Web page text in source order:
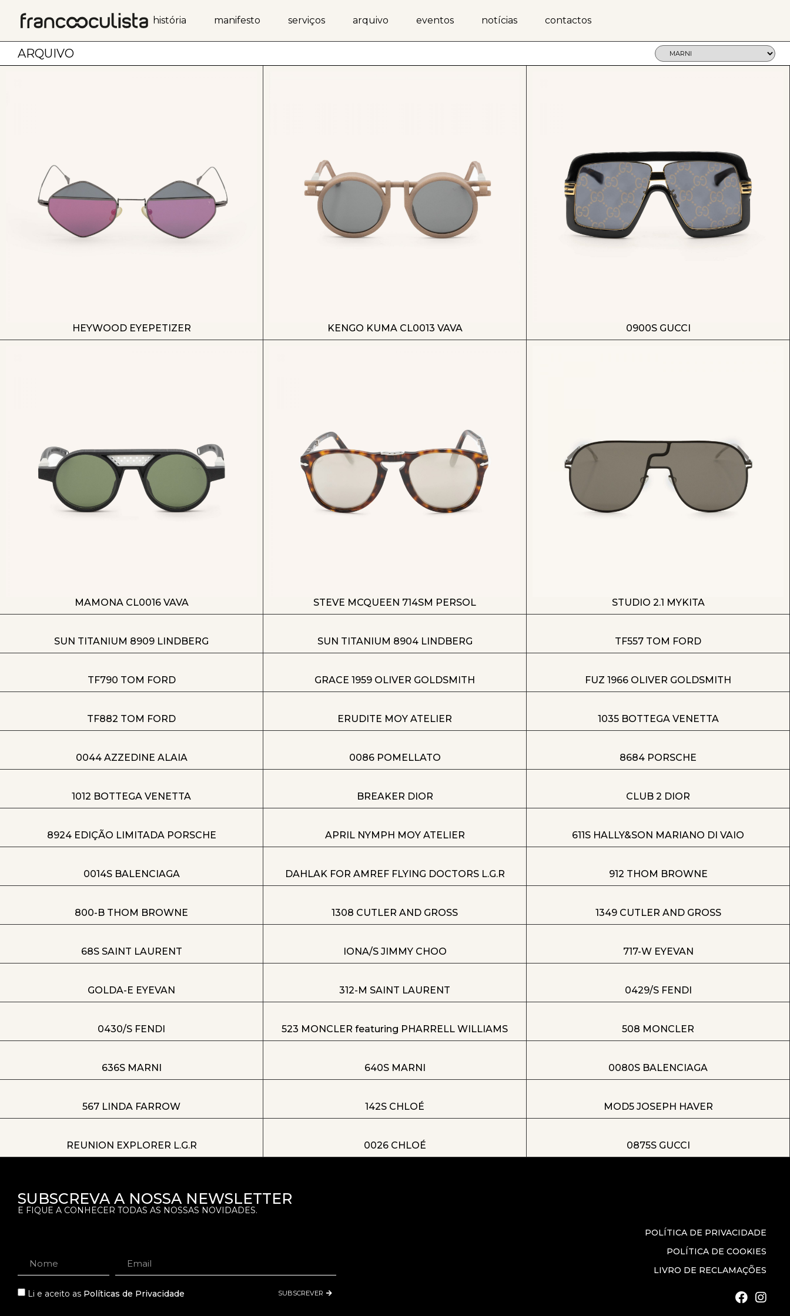
história manifesto serviços arquivo eventos notícias contactos
ARQUIVO
HEYWOOD EYEPETIZER KENGO KUMA CL0013 VAVA 0900S GUCCI
MAMONA CL0016 VAVA STEVE MCQUEEN 714SM PERSOL STUDIO 2.1 MYKITA
SUN TITANIUM 8909 LINDBERG SUN TITANIUM 8904 LINDBERG TF557 TOM FORD
TF790 TOM FORD GRACE 1959 OLIVER GOLDSMITH FUZ 1966 OLIVER GOLDSMITH
TF882 TOM FORD ERUDITE MOY ATELIER 1035 BOTTEGA VENETTA
0044 AZZEDINE ALAIA 0086 POMELLATO 8684 PORSCHE
1012 BOTTEGA VENETTA BREAKER DIOR CLUB 2 DIOR
8924 EDIÇÃO LIMITADA PORSCHE APRIL NYMPH MOY ATELIER 611S HALLY&SON MARIANO DI VAIO
0014S BALENCIAGA DAHLAK FOR AMREF FLYING DOCTORS L.G.R 912 THOM BROWNE
800-B THOM BROWNE 1308 CUTLER AND GROSS 1349 CUTLER AND GROSS
68S SAINT LAURENT IONA/S JIMMY CHOO 717-W EYEVAN
GOLDA-E EYEVAN 312-M SAINT LAURENT 0429/S FENDI
0430/S FENDI 523 MONCLER featuring PHARRELL WILLIAMS 508 MONCLER
636S MARNI 640S MARNI 0080S BALENCIAGA
567 LINDA FARROW 142S CHLOÉ MOD5 JOSEPH HAVER
REUNION EXPLORER L.G.R 0026 CHLOÉ 0875S GUCCI
SUBSCREVA A NOSSA NEWSLETTER
E FIQUE A CONHECER TODAS AS NOSSAS NOVIDADES.
Li e aceito as Políticas de Privacidade SUBSCREVER
POLÍTICA DE PRIVACIDADE
POLÍTICA DE COOKIES
LIVRO DE RECLAMAÇÕES